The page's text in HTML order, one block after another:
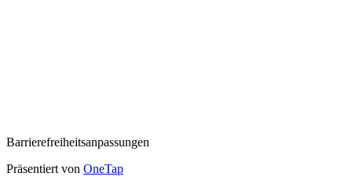
Barrierefreiheitsanpassungen
Präsentiert von OneTap